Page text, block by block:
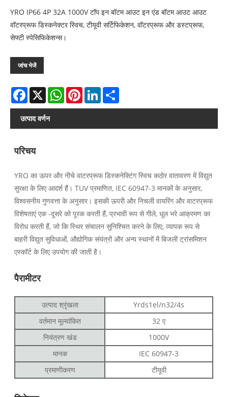
YRO IP66 4P 32A 1000V टॉप इन बॉटम आउट इन एंड बॉटम आउट आउट
वॉटरप्रूफ डिस्कनेक्टर स्विच, टीयूवी सर्टिफिकेशन, वॉटरप्रूफ और डस्टप्रूफ,
सेफ्टी स्पेसिफिकेशन्स।
जांच भेजें
Facebook
X WhatsAppPinterestLinkedIn
उत्पाद वर्णन
परिचय
YRO का ऊपर और नीचे वाटरप्रूफ डिस्कनेक्टिंग स्विच कठोर वातावरण में विद्युत
सुरक्षा के लिए आदर्श हैं। TUV प्रमाणित, IEC 60947-3 मानकों के अनुसार,
विश्वसनीय गुणवत्ता के अनुसार। इसकी ऊपरी और निचली वायरिंग और वाटरप्रूफ
विशेषताएं एक -दूसरे को पूरक करती हैं, प्रभावी रूप से गीले, धूल भरे आक्रमण का
विरोध करती हैं, जो कि स्थिर संचालन सुनिश्चित करने के लिए, व्यापक रूप से
बाहरी विद्युत सुविधाओं, औद्योगिक संयंत्रों और अन्य स्थानों में बिजली ट्रांसमिशन
एस्कॉर्ट के लिए उपयोग की जाती है।
पैरामीटर
उत्पाद श्रृंखला
Yrds1el/n32/4s
वर्तमान मूल्यांकित
32 ए
नियंत्रण खंड
1000V
मानक
IEC 60947-3
प्रमाणीकरण
टीयूवी